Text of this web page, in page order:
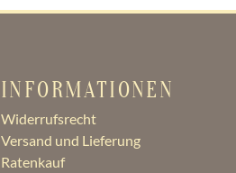
INFORMATIONEN
Widerrufsrecht
Versand und Lieferung
Ratenkauf